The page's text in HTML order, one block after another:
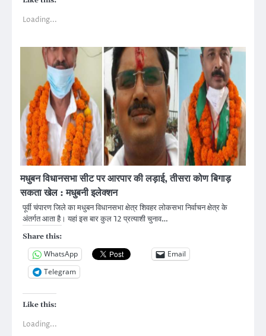
Loading...
मधुबन विधानसभा सीट पर आरपार की लड़ाई, तीसरा कोण बिगाड़
सकता खेल : मधुबनी इलेक्शन
पूर्वी चंपारण जिले का मधुबन विधानसभा क्षेत्र शिवहर लोकसभा निर्वाचन क्षेत्र के
अंतर्गत आता है। यहां इस बार कुल 12 प्रत्याशी चुनाव…
Share this:
WhatsApp
Email
Telegram
Like this:
Loading...